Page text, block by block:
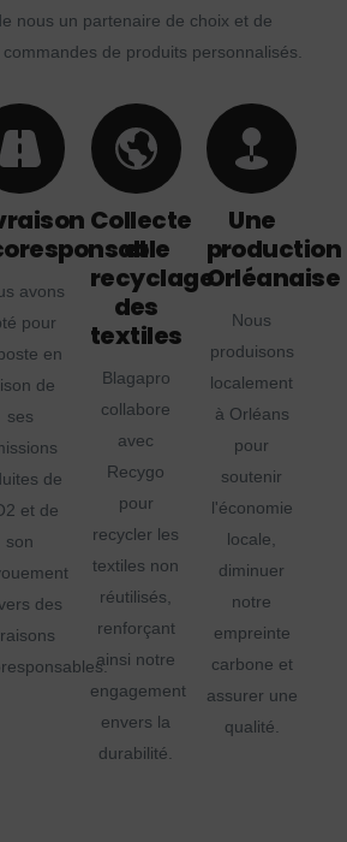
nous un partenaire de choix et de
de produits personnalisés.
avons
pour
en
de
ses
de
et de
son
des
Collecte
et
recyclage
des
textiles
Blagapro
collabore
avec
Recygo
pour
recycler les
textiles non
réutilisés,
renforçant
ainsi notre
engagement
envers la
durabilité.
Une
production
Orléanaise
Nous
produisons
localement
à Orléans
pour
soutenir
l'économie
locale,
diminuer
notre
empreinte
carbone et
assurer une
qualité.